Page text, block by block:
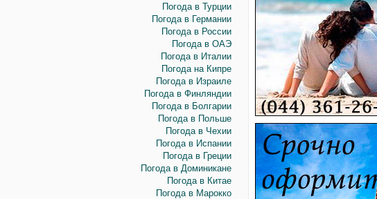
Погода в Турции
Погода в Германии
Погода в России
Погода в ОАЭ
Погода в Италии
Погода на Кипре
Погода в Израиле
Погода в Финляндии
Погода в Болгарии
Погода в Польше
Погода в Чехии
Погода в Испании
Погода в Греции
Погода в Доминикане
Погода в Китае
Погода в Марокко